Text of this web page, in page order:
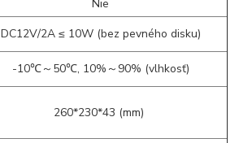
Nie
DC12V/2A ≤ 10W (bez pevného disku)
-10℃～50℃, 10%～90% (vlhkosť)
260*230*43 (mm)